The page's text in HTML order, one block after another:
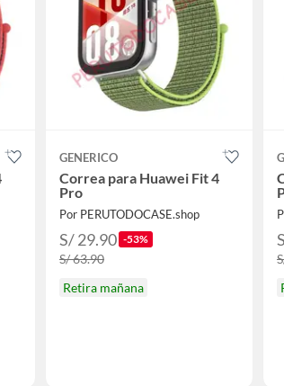
GENERICO
Correa para Huawei Fit 4
Pro
Por PERUTODOCASE.shop
S/ 29.90 -53%
S/ 63.90
Retira mañana